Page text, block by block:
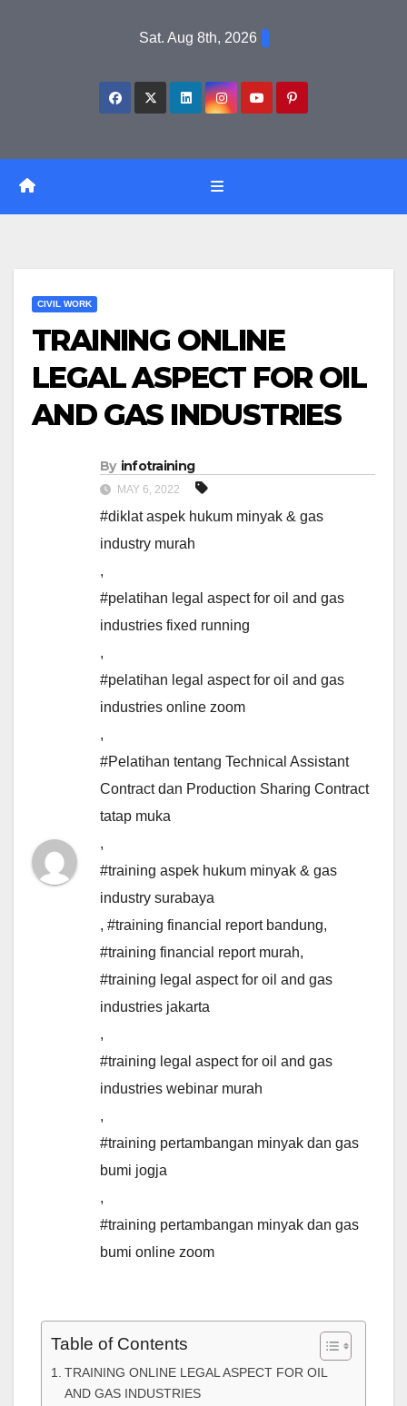
Sat. Aug 8th, 2026
CIVIL WORK
TRAINING ONLINE
LEGAL ASPECT FOR OIL
AND GAS INDUSTRIES
By infotraining
MAY 6, 2022
#diklat aspek hukum minyak & gas
industry murah
,
#pelatihan legal aspect for oil and gas
industries fixed running
,
#pelatihan legal aspect for oil and gas
industries online zoom
,
#Pelatihan tentang Technical Assistant
Contract dan Production Sharing Contract
tatap muka
,
#training aspek hukum minyak & gas
industry surabaya
, #training financial report bandung,
#training financial report murah,
#training legal aspect for oil and gas
industries jakarta
,
#training legal aspect for oil and gas
industries webinar murah
,
#training pertambangan minyak dan gas
bumi jogja
,
#training pertambangan minyak dan gas
bumi online zoom
Table of Contents
TRAINING ONLINE LEGAL ASPECT FOR OIL
AND GAS INDUSTRIES